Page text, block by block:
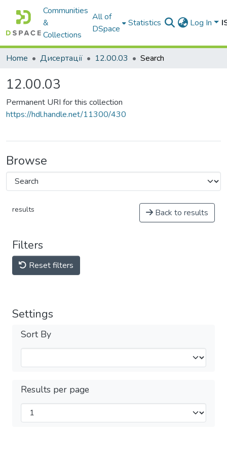
Communities
&
Collections
All of
DSpace
Statistics Log In
Home Дисертації 12.00.03 Search
12.00.03
Permanent URI for this collection
https://hdl.handle.net/11300/430
Browse
results Back to results
Filters
Reset filters
Settings
Sort By
Results per page